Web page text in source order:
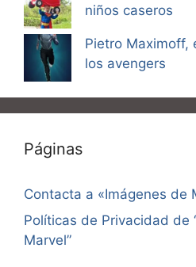
niños caseros
Pietro Maximoff,
los avengers
Páginas
Contacta a «Imágenes de
Políticas de Privacidad de
Marvel”